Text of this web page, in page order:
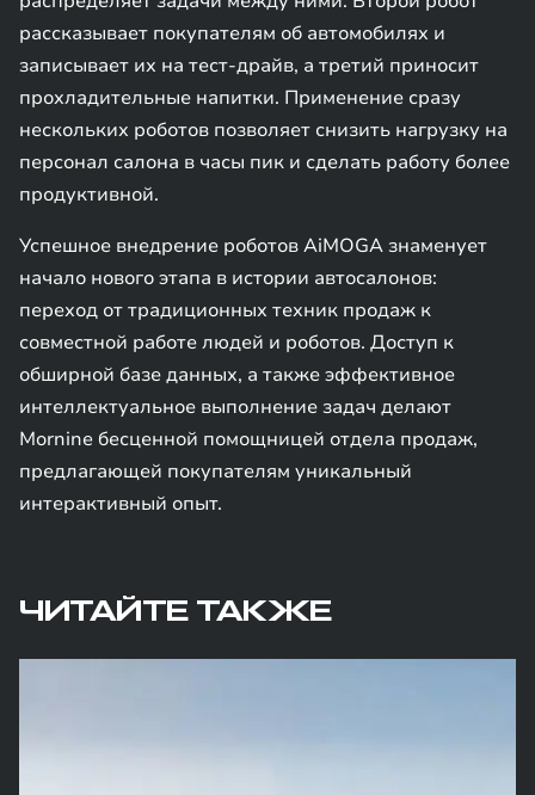
рассказывает покупателям об автомобилях и
записывает их на тест-драйв, а третий приносит
прохладительные напитки. Применение сразу
нескольких роботов позволяет снизить нагрузку на
персонал салона в часы пик и сделать работу более
продуктивной.
Успешное внедрение роботов AiMOGA знаменует
начало нового этапа в истории автосалонов:
переход от традиционных техник продаж к
совместной работе людей и роботов. Доступ к
обширной базе данных, а также эффективное
интеллектуальное выполнение задач делают
Mornine бесценной помощницей отдела продаж,
предлагающей покупателям уникальный
интерактивный опыт.
ЧИТАЙТЕ ТАКЖЕ